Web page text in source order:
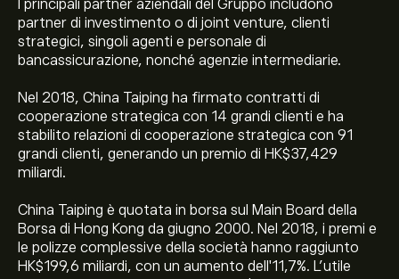
I principali partner aziendali del Gruppo includono
partner di investimento o di joint venture, clienti
strategici, singoli agenti e personale di
bancassicurazione, nonché agenzie intermediarie.
Nel 2018, China Taiping ha firmato contratti di
cooperazione strategica con 14 grandi clienti e ha
stabilito relazioni di cooperazione strategica con 91
grandi clienti, generando un premio di HK$37,429
miliardi.
China Taiping è quotata in borsa sul Main Board della
Borsa di Hong Kong da giugno 2000. Nel 2018, i premi e
le polizze complessive della società hanno raggiunto
HK$199,6 miliardi, con un aumento dell'11,7%. L'utile